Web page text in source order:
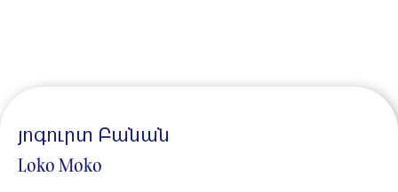
յոգուրտ Բանան
Loko Moko